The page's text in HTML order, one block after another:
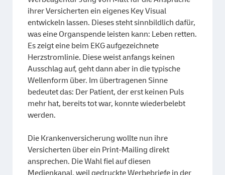
ihrer Versicherten ein eigenes Key Visual
entwickeln lassen. Dieses steht sinnbildlich dafür,
was eine Organspende leisten kann: Leben retten.
Es zeigt eine beim EKG aufgezeichnete
Herzstromlinie. Diese weist anfangs keinen
Ausschlag auf, geht dann aber in die typische
Wellenform über. Im übertragenen Sinne
bedeutet das: Der Patient, der erst keinen Puls
mehr hat, bereits tot war, konnte wiederbelebt
werden.
Die Krankenversicherung wollte nun ihre
Versicherten über ein Print-Mailing direkt
ansprechen. Die Wahl fiel auf diesen
Medienkanal, weil gedruckte Werbebriefe in der